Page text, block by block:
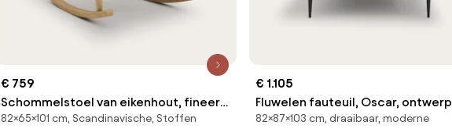
€ 759
Schommelstoel van eikenhout, fineer
en linnen, Dilma
82×65×101 cm, Scandinavische, Stoffen
€ 1.105
Fluwelen fauteuil, Oscar, ontwerp
Emmanuel Gallina
82×87×103 cm, draaibaar, moderne